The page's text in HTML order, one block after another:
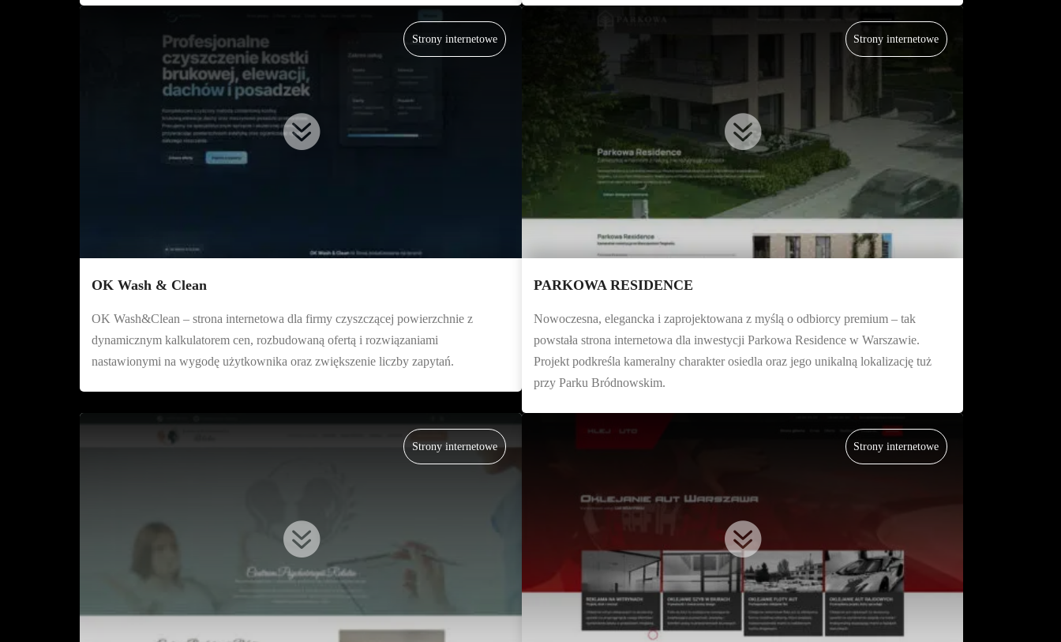
Strony internetowe

OK Wash & Clean
OK Wash&Clean – strona internetowa dla firmy czyszczącej powierzchnie z
dynamicznym kalkulatorem cen, rozbudowaną ofertą i rozwiązaniami
nastawionymi na wygodę użytkownika oraz zwiększenie liczby zapytań.
Strony internetowe

PARKOWA RESIDENCE
Nowoczesna, elegancka i zaprojektowana z myślą o odbiorcy premium – tak
powstała strona internetowa dla inwestycji Parkowa Residence w Warszawie.
Projekt podkreśla kameralny charakter osiedla oraz jego unikalną lokalizację tuż
przy Parku Bródnowskim.
Strony internetowe

Strony internetowe
